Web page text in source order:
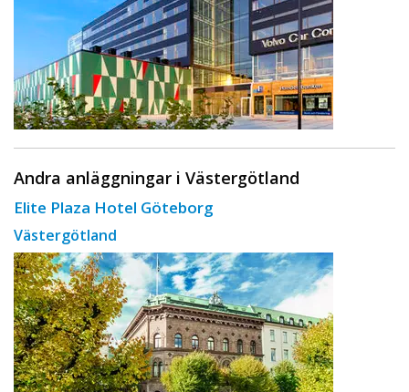
Andra anläggningar i Västergötland
Elite Plaza Hotel Göteborg
Västergötland